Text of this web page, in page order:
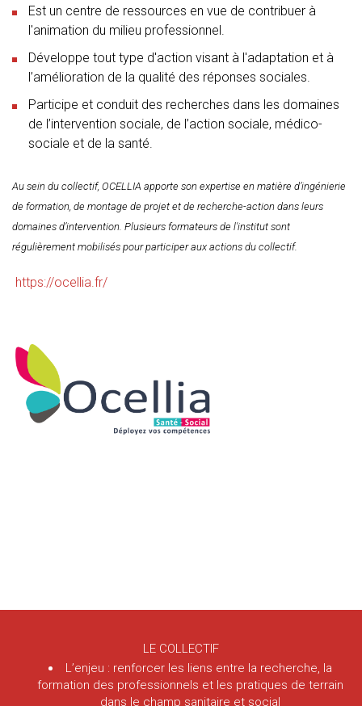
Est un centre de ressources en vue de contribuer à
l'animation du milieu professionnel.
Développe tout type d'action visant à l'adaptation et à
l’amélioration de la qualité des réponses sociales.
Participe et conduit des recherches dans les domaines
de l’intervention sociale, de l’action sociale, médico-
sociale et de la santé.
Au sein du collectif, OCELLIA apporte son expertise en matière d’ingénierie
de formation, de montage de projet et de recherche-action dans leurs
domaines d’intervention. Plusieurs formateurs de l'institut sont
régulièrement mobilisés pour participer aux actions du collectif.
https://ocellia.fr/
LE COLLECTIF
L’enjeu : renforcer les liens entre la recherche, la
formation des professionnels et les pratiques de terrain
dans le champ sanitaire et social